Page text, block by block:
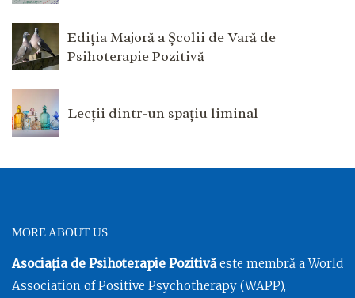
Ediția Majoră a Școlii de Vară de
Psihoterapie Pozitivă
Lecții dintr-un spațiu liminal
MORE ABOUT US
Asociația de Psihoterapie Pozitivăeste membră a World
Association of Positive Psychotherapy (WAPP),